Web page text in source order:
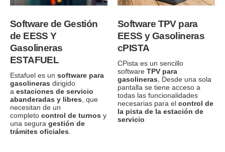
Software de Gestión
de EESS Y
Gasolineras
ESTAFUEL
Estafuel es un software para
gasolineras dirigido
a estaciones de servicio
abanderadas y libres , que
necesitan de un
completo control de turnos y
una segura gestión de
trámites oficiales
Software TPV para
EESS y Gasolineras
cPISTA
CPista es un sencillo
software TPV para
gasolineras , Desde una sola
pantalla se tiene acceso a
todas las funcionalidades
necesarias para el control de
la pista de la estación de
servicio